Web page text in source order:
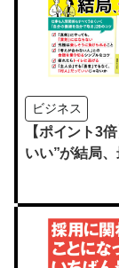
ビジネス
【ポイント3
いい”が結局、